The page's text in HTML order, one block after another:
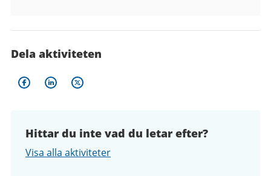
Dela aktiviteten
Hittar du inte vad du letar efter?
Visa alla aktiviteter